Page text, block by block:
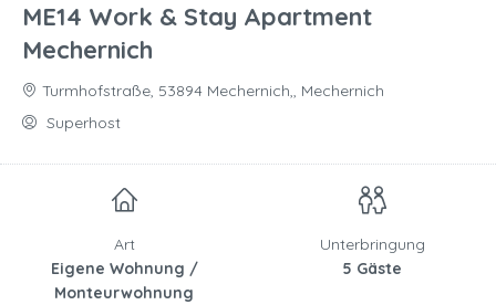
ME14 Work & Stay Apartment
Mechernich
Turmhofstraße, 53894 Mechernich,, Mechernich
Superhost
Art
Eigene Wohnung /
Monteurwohnung
Unterbringung
5 Gäste